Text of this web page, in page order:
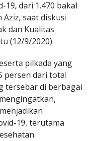
19, dari 1.470 bakal
Aziz, saat diskusi
dan Kualitas
(12/9/2020).
pilkada yang
persen dari total
tersebar di berbagai
19, terutama